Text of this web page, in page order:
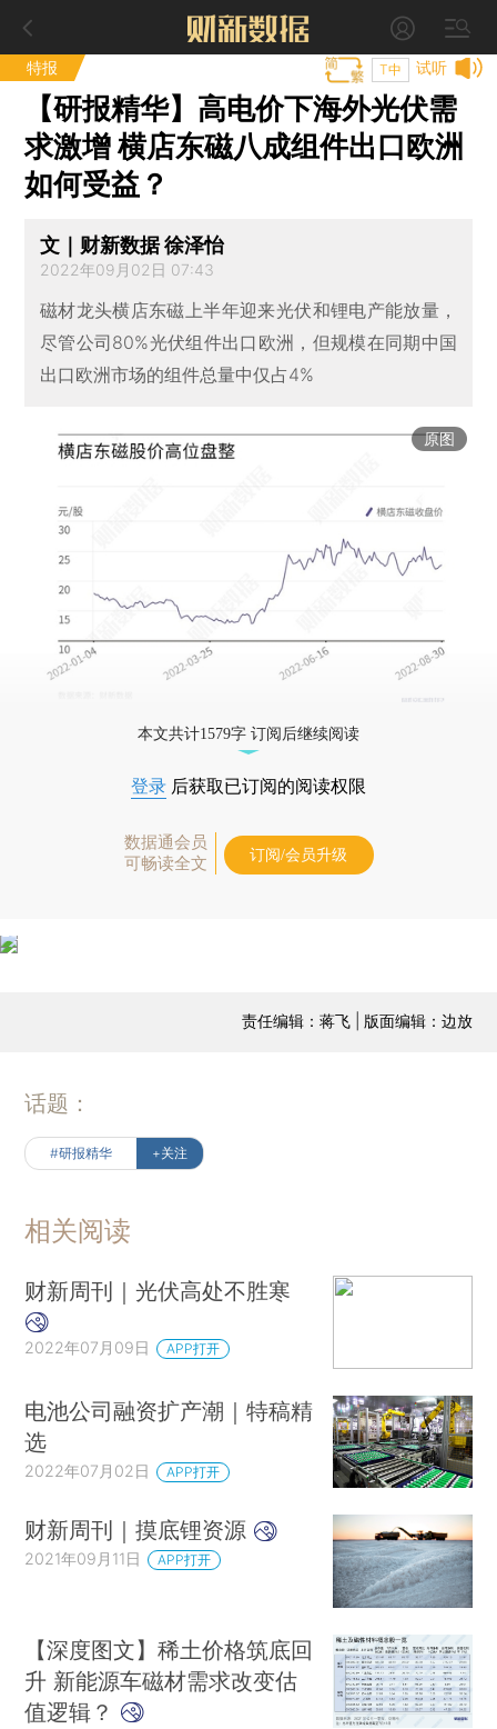
特报 试听
T中
【研报精华】高电价下海外光伏需
求激增 横店东磁八成组件出口欧洲
如何受益？
文｜财新数据 徐泽怡
2022年09月02日 07:43
磁材龙头横店东磁上半年迎来光伏和锂电产能放量，
尽管公司80%光伏组件出口欧洲，但规模在同期中国
出口欧洲市场的组件总量中仅占4%
原图
本文共计1579字 订阅后继续阅读
登录 后获取已订阅的阅读权限
数据通会员
可畅读全文
订阅/会员升级
责任编辑：蒋飞 | 版面编辑：边放
话题：
#研报精华 +关注
相关阅读
财新周刊｜光伏高处不胜寒
2022年07月09日 APP打开
电池公司融资扩产潮｜特稿精
选
2022年07月02日 APP打开
财新周刊｜摸底锂资源
2021年09月11日 APP打开
【深度图文】稀土价格筑底回
升 新能源车磁材需求改变估
值逻辑？